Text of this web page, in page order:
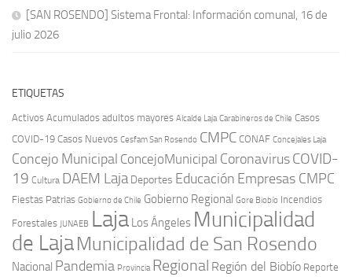
[SAN ROSENDO] Sistema Frontal: Información comunal, 16 de
julio 2026
ETIQUETAS
Activos Acumulados adultos mayores Alcalde Laja Carabineros de Chile Casos
COVID-19 Casos Nuevos Cesfam San Rosendo CMPC CONAF Concejales Laja
Concejo Municipal ConcejoMunicipal CoronavirusCOVID-
19 Cultura DAEM Laja Deportes Educación Empresas CMPC
Fiestas Patrias Gobierno de Chile Gobierno Regional Gore Biobío Incendios
Forestales JUNAEB Laja Los Ángeles Municipalidad
de LajaMunicipalidad de San Rosendo
Nacional Pandemia Provincia Regional Región del Biobío Reporte